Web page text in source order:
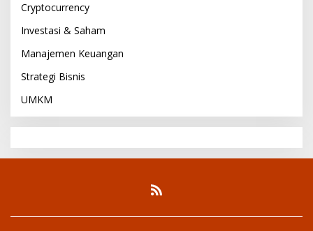
Cryptocurrency
Investasi & Saham
Manajemen Keuangan
Strategi Bisnis
UMKM